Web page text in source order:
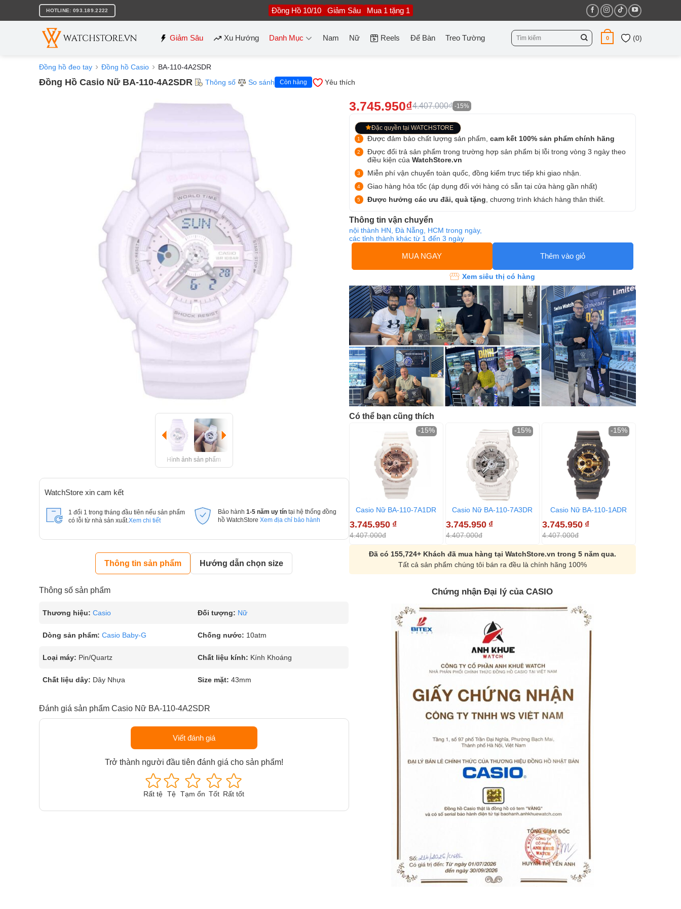
nội
HOTLINE: 093.189.2222 Đồng Hồ 10/10 Giảm Sâu Mua 1 tặng 1
Giảm Sâu Xu Hướng Danh Mục Nam Nữ Reels Để Bàn Treo Tường
Tìm
kiếm:
0 (0)
Đồng hồ đeo tay Đồng hồ Casio BA-110-4A2SDR
Đồng Hồ Casio Nữ BA-110-4A2SDR Thông số So sánh Còn hàng Yêu thích
Hình ảnh sản phẩm
WatchStore xin cam kết
1 đổi 1 trong tháng đầu tiên nếu sản phẩm
có lỗi từ nhà sản xuất. Xem chi tiết
Bảo hành 1-5 năm uy tín tại hệ thống đồng
hồ WatchStore Xem địa chỉ bảo hành
Thông tin sản phẩm Hướng dẫn chọn size
Thông số sản phẩm
Thương hiệu: Casio Đối tượng: Nữ
Dòng sản phẩm: Casio Baby-G Chống nước: 10atm
Loại máy: Pin/Quartz Chất liệu kính: Kính Khoáng
Chất liệu dây: Dây Nhựa Size mặt: 43mm
Đánh giá sản phẩm Casio Nữ BA-110-4A2SDR
Viết đánh giá
Trở thành người đầu tiên đánh giá cho sản phẩm!
Rất tệ Tệ Tạm ổn Tốt Rất tốt
3.745.950₫4.407.000₫ -15%
Đặc quyền tại WATCHSTORE
Được đảm bảo chất lượng sản phẩm, cam kết 100% sản phẩm chính hãng
Được đổi trả sản phẩm trong trường hợp sản phẩm bị lỗi trong vòng 3 ngày theo
điều kiện của WatchStore.vn
Miễn phí vận chuyển toàn quốc, đồng kiểm trực tiếp khi giao nhận.
Giao hàng hỏa tốc (áp dụng đối với hàng có sẵn tại cửa hàng gần nhất)
Được hưởng các ưu đãi, quà tặng , chương trình khách hàng thân thiết.
Thông tin vận chuyển
nội thành HN, Đà Nẵng, HCM trong ngày,
các tỉnh thành khác từ 1 đến 3 ngày
MUA NGAY Thêm vào giỏ
Xem siêu thị có hàng
Có thể bạn cũng thích
Casio Nữ BA-110-7A1DR
3.745.950 ₫
4.407.000đ
-15%
Casio Nữ BA-110-7A3DR
3.745.950 ₫
4.407.000đ
-15%
Casio Nữ BA-110-1ADR
3.745.950 ₫
4.407.000đ
-15%
Đã có 155,724+ Khách đã mua hàng tại WatchStore.vn trong 5 năm qua.
Tất cả sản phẩm chúng tôi bán ra đều là chính hãng 100%
Chứng nhận Đại lý của CASIO